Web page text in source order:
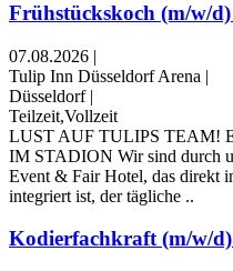
Frühstückskoch (m/w/
07.08.2026 |
Tulip Inn Düsseldorf Arena |
Düsseldorf |
Teilzeit,Vollzeit
LUST AUF TULIPS TEAM!
IM STADION Wir sind durch
Event & Fair Hotel, das direkt
integriert ist, der tägliche ..
Kodierfachkraft (m/w/